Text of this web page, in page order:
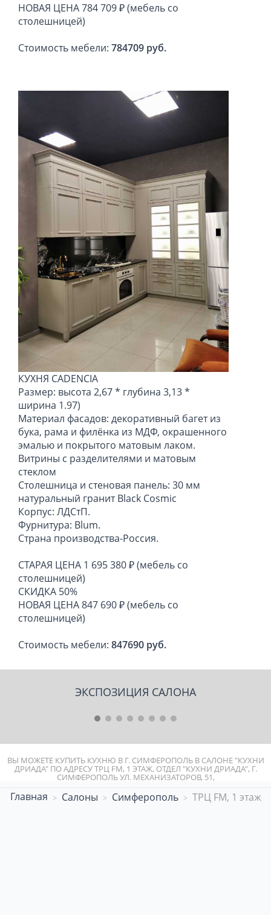
НОВАЯ ЦЕНА 784 709 ₽ (мебель со
столешницей)
Стоимость мебели: 784709 руб.
КУХНЯ CADENCIA
Размер: высота 2,67 * глубина 3,13 *
ширина 1.97)
Материал фасадов: декоративный багет из
бука, рама и филёнка из МДФ, окрашенного
эмалью и покрытого матовым лаком.
Витрины с разделителями и матовым
стеклом
Столешница и стеновая панель: 30 мм
натуральный гранит Black Cosmic
Корпус: ЛДСтП.
Фурнитура: Blum.
Страна производства-Россия.
СТАРАЯ ЦЕНА 1 695 380 ₽ (мебель со
столешницей)
СКИДКА 50%
НОВАЯ ЦЕНА 847 690 ₽ (мебель со
столешницей)
Стоимость мебели: 847690 руб.
ЭКСПОЗИЦИЯ САЛОНА
8
ВЫ МОЖЕТЕ КУПИТЬ КУХНЮ В Г. СИМФЕРОПОЛЬ В САЛОНЕ "КУХНИ
ДРИАДА" ПО АДРЕСУ ТРЦ FM, 1 ЭТАЖ, ОТДЕЛ "КУХНИ ДРИАДА", Г.
СИМФЕРОПОЛЬ УЛ. МЕХАНИЗАТОРОВ, 51,
Главная Салоны Симферополь ТРЦ FM, 1 этаж,